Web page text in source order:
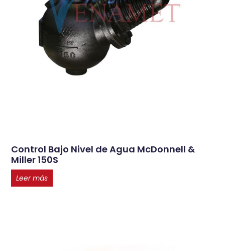
Control Bajo Nivel de Agua McDonnell &
Miller 150S
Leer más